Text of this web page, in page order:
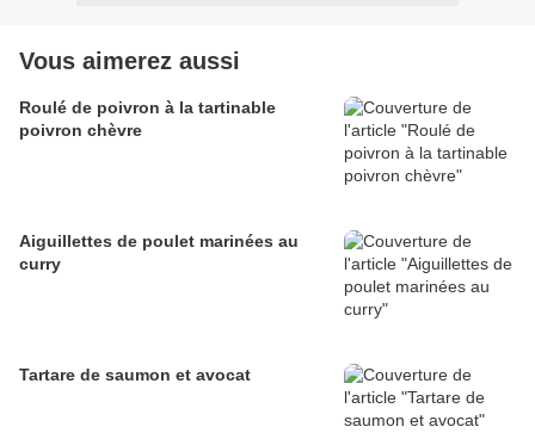
Vous aimerez aussi
Roulé de poivron à la tartinable
poivron chèvre
Aiguillettes de poulet marinées au
curry
Tartare de saumon et avocat